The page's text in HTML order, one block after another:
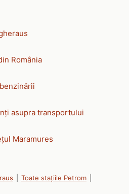
România
asupra transportului
Maramures
Toate stațiile Petrom